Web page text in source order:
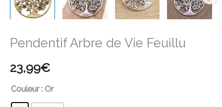
Pendentif Arbre de Vie Feuillu
23,99€
Couleur : Or